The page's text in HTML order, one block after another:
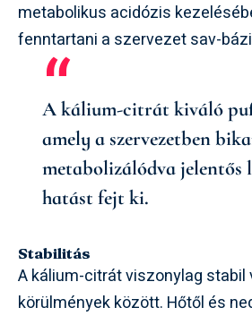
metabolikus acidózis
fenntartani a szervezet sav-
A kálium-citrát kiváló
amely a szervezetben
metabolizálódva jelentős
hatást fejt ki.
Stabilitás
A kálium-citrát viszonylag stabil
körülmények között. Hőtől és